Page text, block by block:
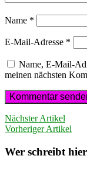
Name *
E-Mail-Adresse *
Name, E-Mail-
meinen nächsten
Nächster Artikel
Vorheriger Artikel
Wer schreibt